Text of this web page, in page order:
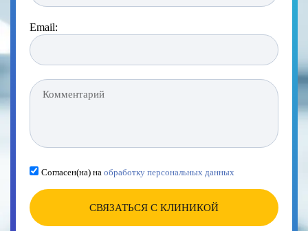
Email:
Согласен(на) на обработку персональных данных
СВЯЗАТЬСЯ С КЛИНИКОЙ